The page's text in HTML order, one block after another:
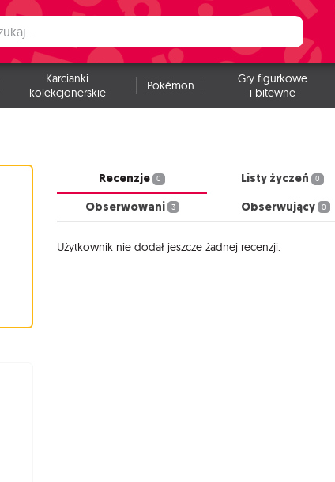
Karcianki
kolekcjonerskie
Pokémon
Gry figurkowe
i bitewne
Recenzje 0 Listy życzeń 0
Obserwowani 3 Obserwujący 0
Użytkownik nie dodał jeszcze żadnej recenzji.